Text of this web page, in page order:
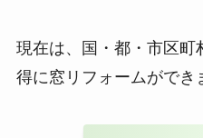
現在は、国・都・市区町
得に窓リフォームができ